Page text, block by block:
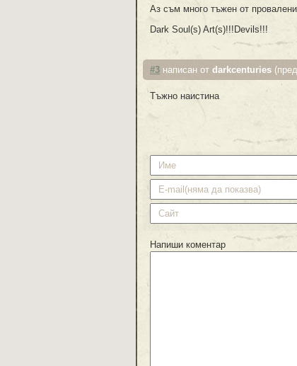
Аз съм много тъжен от
Dark Soul(s) Art(s)!!!Devils!!!
#3 написан от darkcenturies
Тъжно наистина
Напиши коментар